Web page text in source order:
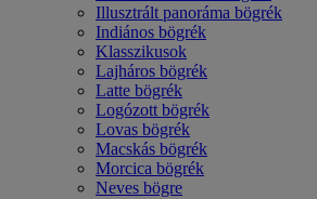
Illusztrált panoráma bögrék
Indiános bögrék
Klasszikusok
Lajháros bögrék
Latte bögrék
Logózott bögrék
Lovas bögrék
Macskás bögrék
Morcica bögrék
Neves bögre